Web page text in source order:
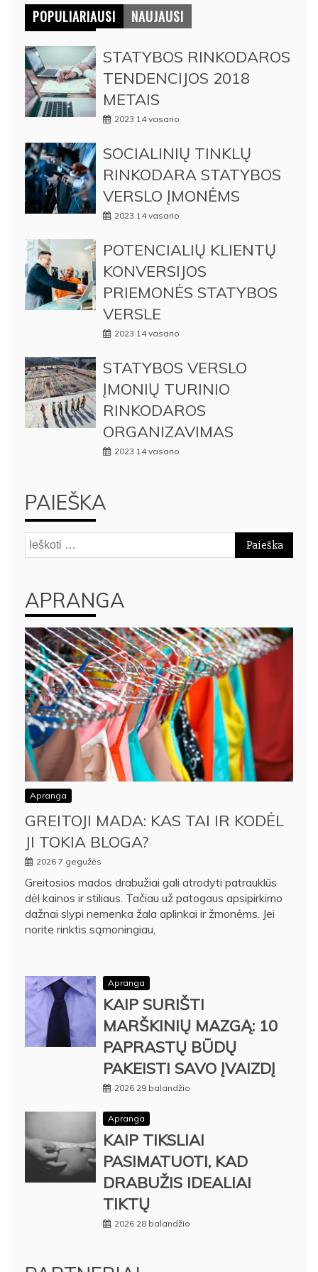
POPULIARIAUSI NAUJAUSI
STATYBOS RINKODAROS
TENDENCIJOS 2018
METAIS
2023 14 vasario
SOCIALINIŲ TINKLŲ
RINKODARA STATYBOS
VERSLO ĮMONĖMS
2023 14 vasario
POTENCIALIŲ KLIENTŲ
KONVERSIJOS
PRIEMONĖS STATYBOS
VERSLE
2023 14 vasario
STATYBOS VERSLO
ĮMONIŲ TURINIO
RINKODAROS
ORGANIZAVIMAS
2023 14 vasario
PAIEŠKA
Ieškoti:
APRANGA
Apranga
GREITOJI MADA: KAS TAI IR KODĖL
JI TOKIA BLOGA?
2026 7 gegužės
Greitosios mados drabužiai gali atrodyti patrauklūs
dėl kainos ir stiliaus. Tačiau už patogaus apsipirkimo
dažnai slypi nemenka žala aplinkai ir žmonėms. Jei
norite rinktis sąmoningiau,
Apranga
KAIP SURIŠTI
MARŠKINIŲ MAZGĄ: 10
PAPRASTŲ BŪDŲ
PAKEISTI SAVO ĮVAIZDĮ
2026 29 balandžio
Apranga
KAIP TIKSLIAI
PASIMATUOTI, KAD
DRABUŽIS IDEALIAI
TIKTŲ
2026 28 balandžio